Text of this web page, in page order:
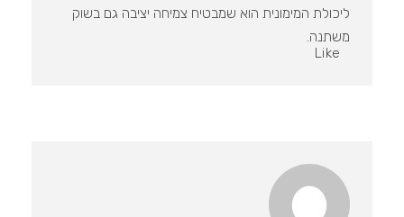
ליכולת המימונית הוא שמבטיח צמיחה יציבה גם בשוק
משתנה.
Like